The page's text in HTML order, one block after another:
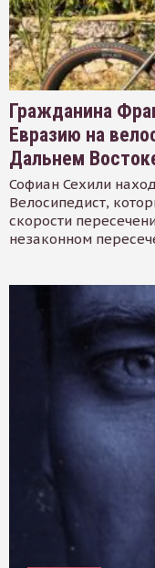
Гражданина
Евразию на
Дальнем
Софиан Сехили
Велосипедист,
скорости
незаконном